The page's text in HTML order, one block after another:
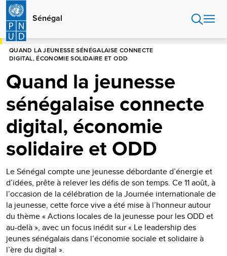
Aller
contenu
principal
Sénégal
HOME
QUAND LA JEUNESSE SÉNÉGALAISE CONNECTE
DIGITAL, ÉCONOMIE SOLIDAIRE ET ODD
Quand la jeunesse
sénégalaise connecte
digital, économie
solidaire et ODD
Le Sénégal compte une jeunesse débordante d’énergie et
d’idées, prête à relever les défis de son temps. Ce 11 août, à
l’occasion de la célébration de la Journée internationale de
la jeunesse, cette force vive a été mise à l’honneur autour
du thème « Actions locales de la jeunesse pour les ODD et
au-delà », avec un focus inédit sur « Le leadership des
jeunes sénégalais dans l’économie sociale et solidaire à
l’ère du digital ».